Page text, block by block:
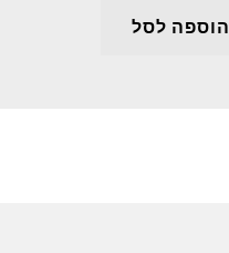
הוספה לסל